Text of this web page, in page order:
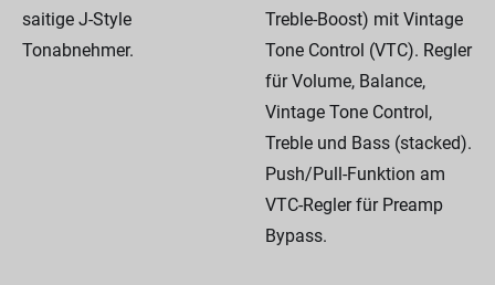
saitige J-Style
Tonabnehmer.
Treble-Boost) mit Vintage
Tone Control (VTC). Regler
für Volume, Balance,
Vintage Tone Control,
Treble und Bass (stacked).
Push/Pull-Funktion am
VTC-Regler für Preamp
Bypass.